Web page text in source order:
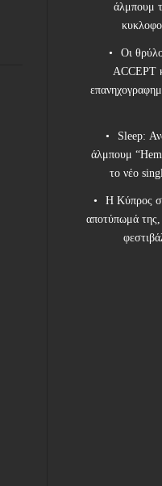
άλμπουμ
Οι
ACCEPT
Sleep:
άλμπουμ
το νέο
Η Κύπρος
αποτύπωμά